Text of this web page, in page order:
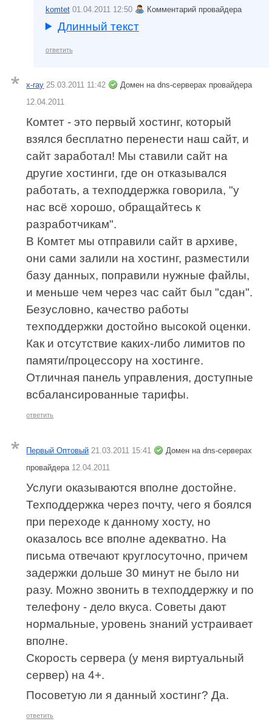
komtet 01.04.2011 12:50 Комментарий провайдера
Длинный текст
ответить
x-ray 25.03.2011 11:42
Домен на dns-серверах провайдера
12.04.2011
Комтет - это первый хостинг, который
взялся бесплатно перенести наш сайт, и
сайт заработал! Мы ставили сайт на
другие хостинги, где он отказывался
работать, а техподдержка говорила, "у
нас всё хорошо, обращайтесь к
разработчикам".
В Комтет мы отправили сайт в архиве,
они сами залили на хостинг, разместили
базу данных, поправили нужные файлы,
и меньше чем через час сайт был "сдан".
Безусловно, качество работы
техподдержки достойно высокой оценки.
Как и отсутствие каких-либо лимитов по
памяти/процессору на хостинге.
Отличная панель управления, доступные
всбалансированные тарифы.
ответить
Первый Оптовый 21.03.2011 15:41
Домен на dns-серверах
провайдера 12.04.2011
Услуги оказываются вполне достойне.
Техподдержка через почту, чего я боялся
при переходе к данному хосту, но
оказалось все вполне адекватно. На
письма отвечают круглосуточно, причем
задержки дольше 30 минут не было ни
разу. Можно звонить в техподдержку и по
телефону - дело вкуса. Советы дают
нормальные, уровень знаний устраивает
вполне.
Скорость сервера (у меня виртуальный
сервер) на 4+.
Посоветую ли я данный хостинг? Да.
ответить